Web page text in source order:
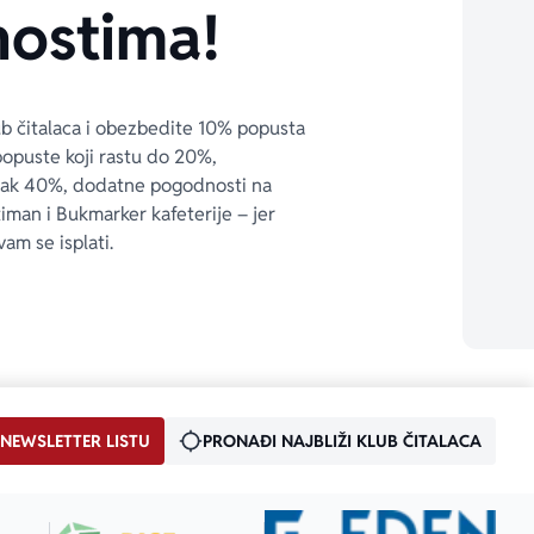
čitalaca i obezbedite 10% popusta
koji rastu do 20%,
40%, dodatne pogodnosti na
i Bukmarker kafeterije – jer
se isplati.
LISTU PRONAĐI NAJBLIŽI KLUB ČITALACA